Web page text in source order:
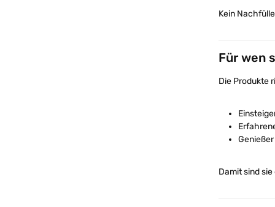
Kein
Für wen
Die Produkte
Damit sind